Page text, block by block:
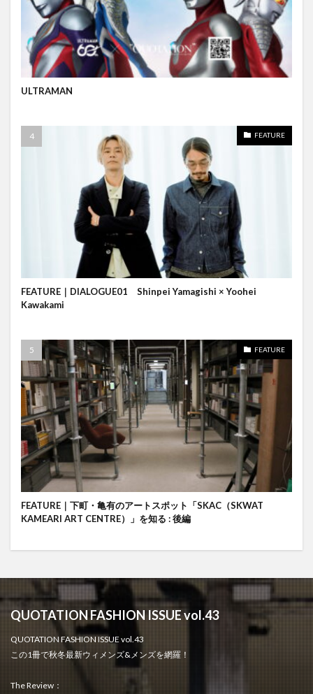
ULTRAMAN
FEATURE
FEATURE｜DIALOGUE01 Shinpei Yamagishi × Yoohei
Kawakami
FEATURE
FEATURE｜下町・亀有のアートスポット「SKAC（SKWAT
KAMEARI ART CENTRE）」を知る : 後編
QUOTATION FASHION ISSUE vol.43
QUOTATION FASHION ISSUE vol.43
この1冊で秋冬最新ウィメンズ&メンズを網羅！
The Review：